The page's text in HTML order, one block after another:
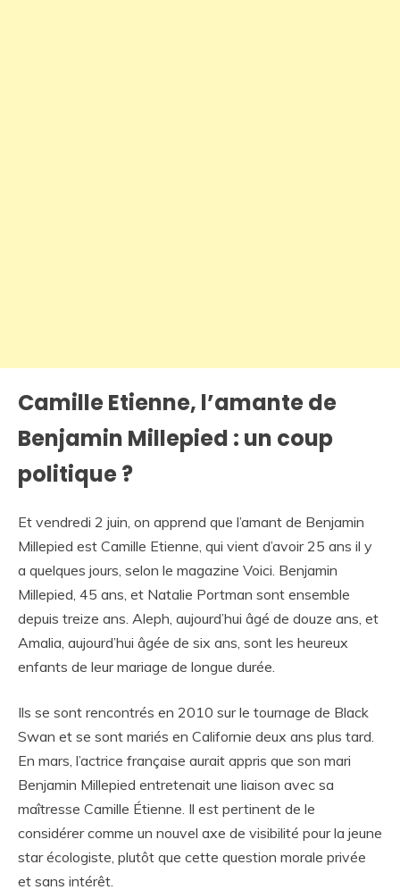
Camille Etienne, l’amante de
Benjamin Millepied : un coup
politique ?
Et vendredi 2 juin, on apprend que l’amant de Benjamin
Millepied est Camille Etienne, qui vient d’avoir 25 ans il y
a quelques jours, selon le magazine Voici. Benjamin
Millepied, 45 ans, et Natalie Portman sont ensemble
depuis treize ans. Aleph, aujourd’hui âgé de douze ans, et
Amalia, aujourd’hui âgée de six ans, sont les heureux
enfants de leur mariage de longue durée.
Ils se sont rencontrés en 2010 sur le tournage de Black
Swan et se sont mariés en Californie deux ans plus tard.
En mars, l’actrice française aurait appris que son mari
Benjamin Millepied entretenait une liaison avec sa
maîtresse Camille Étienne. Il est pertinent de le
considérer comme un nouvel axe de visibilité pour la jeune
star écologiste, plutôt que cette question morale privée
et sans intérêt.